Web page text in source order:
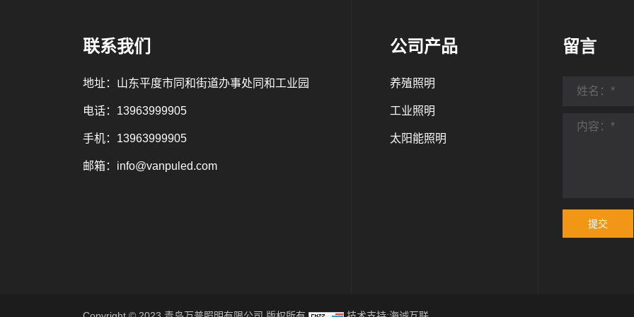
联系我们
地址：山东平度市同和街道办事处同和工业园
电话： 13963999905
手机： 13963999905
邮箱： info@vanpuled.com
公司产品
养殖照明
工业照明
太阳能照明
留言
提交